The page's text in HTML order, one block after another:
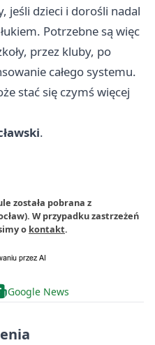
jeśli dzieci i dorośli nadal
Potrzebne są więc
przez kluby, po
całego systemu.
stać się czymś więcej
.
została pobrana z
W przypadku zastrzeżeń
o kontakt.
Google News